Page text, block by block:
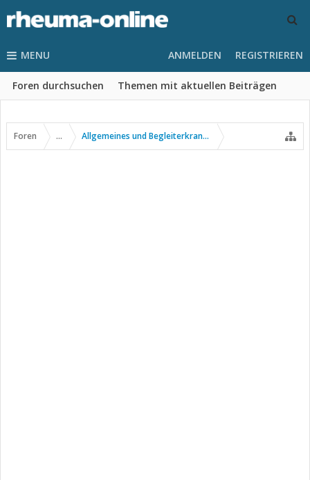
MENU
Foren durchsuchen Themen mit aktuellen Beiträgen
ANMELDEN REGISTRIEREN
Foren ... Allgemeines und Begleiterkrankungen